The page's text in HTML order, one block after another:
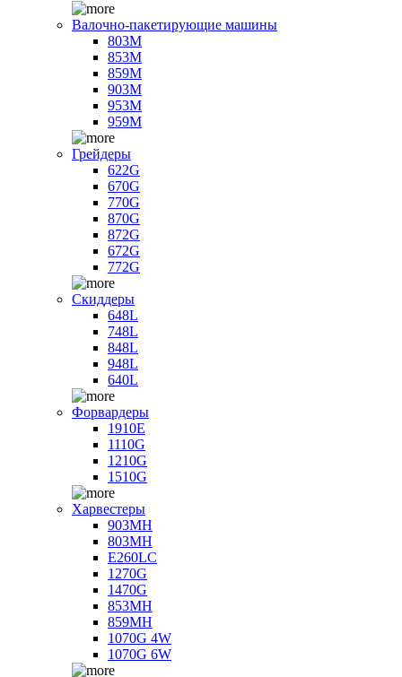
Валочно-пакетирующие машины
803M
853M
859M
903M
953M
959M
Грейдеры
622G
670G
770G
870G
872G
672G
772G
Скиддеры
648L
748L
848L
948L
640L
Форвардеры
1910E
1110G
1210G
1510G
Харвестеры
903MH
803MH
E260LC
1270G
1470G
853MH
859MH
1070G 4W
1070G 6W